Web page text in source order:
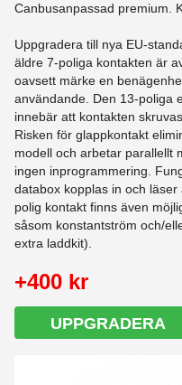
Canbusanpassad premium.
Uppgradera till nya EU-
äldre 7-poliga kontakten är
oavsett märke en
användande. Den 13-poliga
innebär att kontakten
Risken för glappkontakt
modell och arbetar parallellt
ingen inprogrammering.
databox kopplas in och
polig kontakt finns även
såsom konstantström och/
extra laddkit).
+400 kr
UPPGRADERA